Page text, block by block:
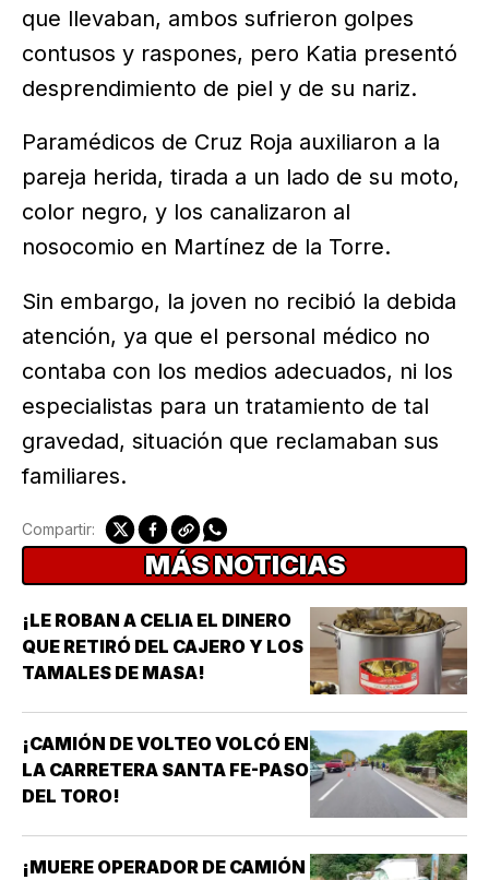
que llevaban, ambos sufrieron golpes
contusos y raspones, pero Katia presentó
desprendimiento de piel y de su nariz.
Paramédicos de Cruz Roja auxiliaron a la
pareja herida, tirada a un lado de su moto,
color negro, y los canalizaron al
nosocomio en Martínez de la Torre.
Sin embargo, la joven no recibió la debida
atención, ya que el personal médico no
contaba con los medios adecuados, ni los
especialistas para un tratamiento de tal
gravedad, situación que reclamaban sus
familiares.
Compartir:
MÁS NOTICIAS
¡LE ROBAN A CELIA EL DINERO
QUE RETIRÓ DEL CAJERO Y LOS
TAMALES DE MASA!
¡CAMIÓN DE VOLTEO VOLCÓ EN
LA CARRETERA SANTA FE-PASO
DEL TORO!
¡MUERE OPERADOR DE CAMIÓN